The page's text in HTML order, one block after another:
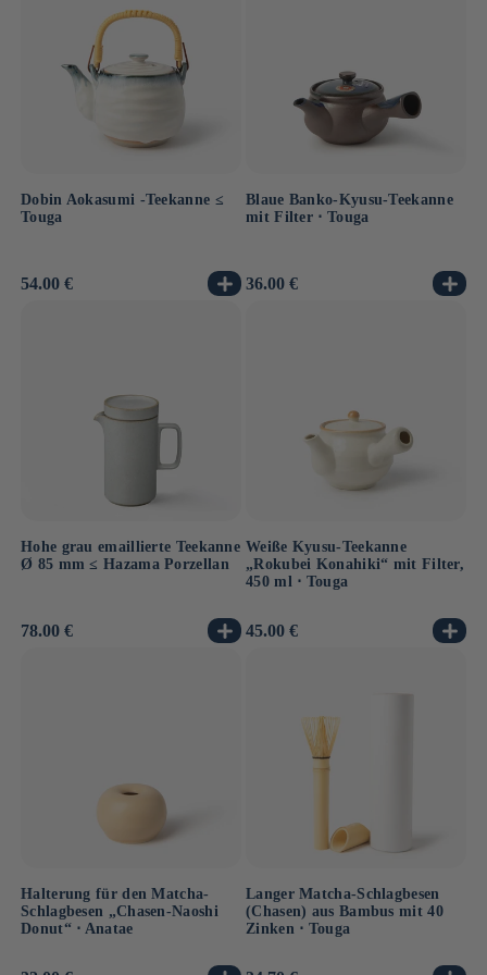
Dobin Aokasumi -Teekanne ≤
Touga
Normaler
54.00 €
Blaue Banko-Kyusu-Teekanne
mit Filter ⋅ Touga
Normaler
36.00 €
Hohe grau emaillierte Teekanne
Ø 85 mm ≤ Hazama Porzellan
Normaler
78.00 €
Weiße Kyusu-Teekanne
„Rokubei Konahiki“ mit Filter,
450 ml ⋅ Touga
Normaler
45.00 €
Halterung für den Matcha-
Schlagbesen „Chasen-Naoshi
Donut“ ⋅ Anatae
Langer Matcha-Schlagbesen
(Chasen) aus Bambus mit 40
Zinken ⋅ Touga